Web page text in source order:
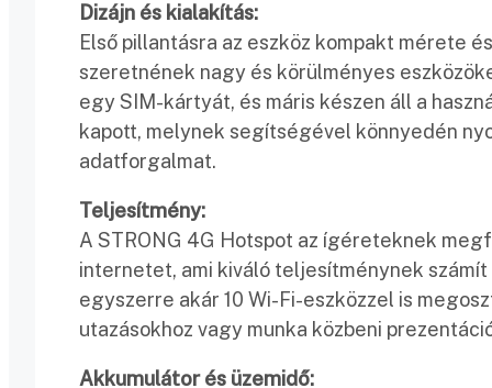
Dizájn és kialakítás:
Első pillantásra az eszköz kompakt mérete
szeretnének nagy és körülményes
egy SIM-kártyát, és máris készen áll a
kapott, melynek segítségével könnyedén
adatforgalmat.
Teljesítmény:
A STRONG 4G Hotspot az ígéreteknek
internetet, ami kiváló teljesítménynek
egyszerre akár 10 Wi-Fi-eszközzel is
utazásokhoz vagy munka közbeni
Akkumulátor és üzemidő: